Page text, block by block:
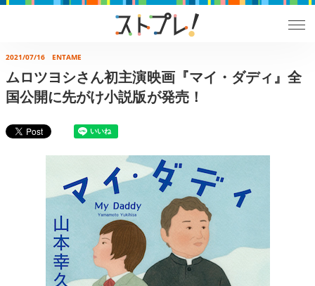
2021/07/16 ENTAME
ムロツヨシさん初主演映画『マイ・ダディ』全
国公開に先がけ小説版が発売！